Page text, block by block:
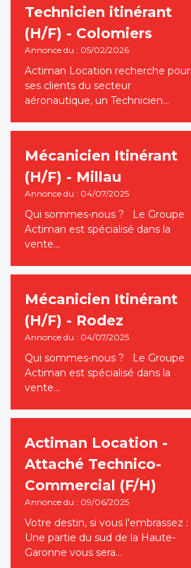
Technicien itinérant
(H/F) - Colomiers
Annonce du : 05/02/2026
Actiman Location recherche pour
ses clients du secteur
aéronautique, un Technicien…
Mécanicien Itinérant
(H/F) - Millau
Annonce du : 04/07/2025
Qui sommes-nous ? Le Groupe
Actiman est spécialisé dans la
vente…
Mécanicien Itinérant
(H/F) - Rodez
Annonce du : 04/07/2025
Qui sommes-nous ? Le Groupe
Actiman est spécialisé dans la
vente…
Actiman Location -
Attaché Technico-
Commercial (F/H)
Annonce du : 09/06/2025
Votre destin, si vous l'embrassez :
Une partie du sud de la Haute-
Garonne vous sera…